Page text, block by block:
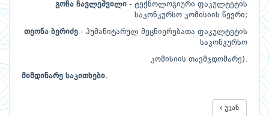
გოჩა ჩავლეშვილი - ტექნოლოგიური ფაკულტეტის
საკონკურსო კომისიის წევრი;
თეონა ბერიძე - ჰუმანიტარულ მეცნიერებათა ფაკულტეტის
საკონკურსო
კომისიის თავმჯდომარე).
მიმდინარე საკითხები.
უკან